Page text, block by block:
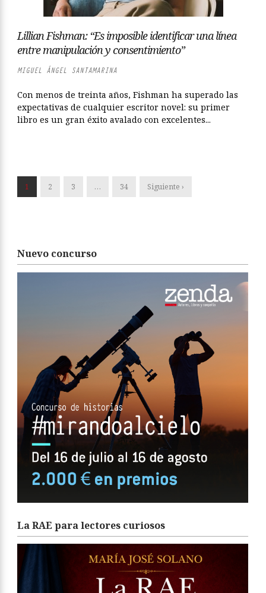
Lillian Fishman: “Es imposible identificar una línea
entre manipulación y consentimiento”
MIGUEL ÁNGEL SANTAMARINA
Con menos de treinta años, Fishman ha superado las
expectativas de cualquier escritor novel: su primer
libro es un gran éxito avalado con excelentes...
1 2 3 … 34 Siguiente ›
Nuevo concurso
La RAE para lectores curiosos